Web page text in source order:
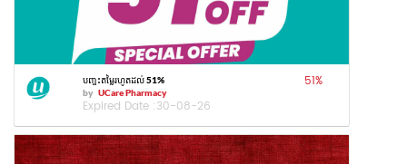
បញ្ចុះតម្លៃរហូតដល់ 51%
by UCare Pharmacy
Expired Date :30-08-26
51%